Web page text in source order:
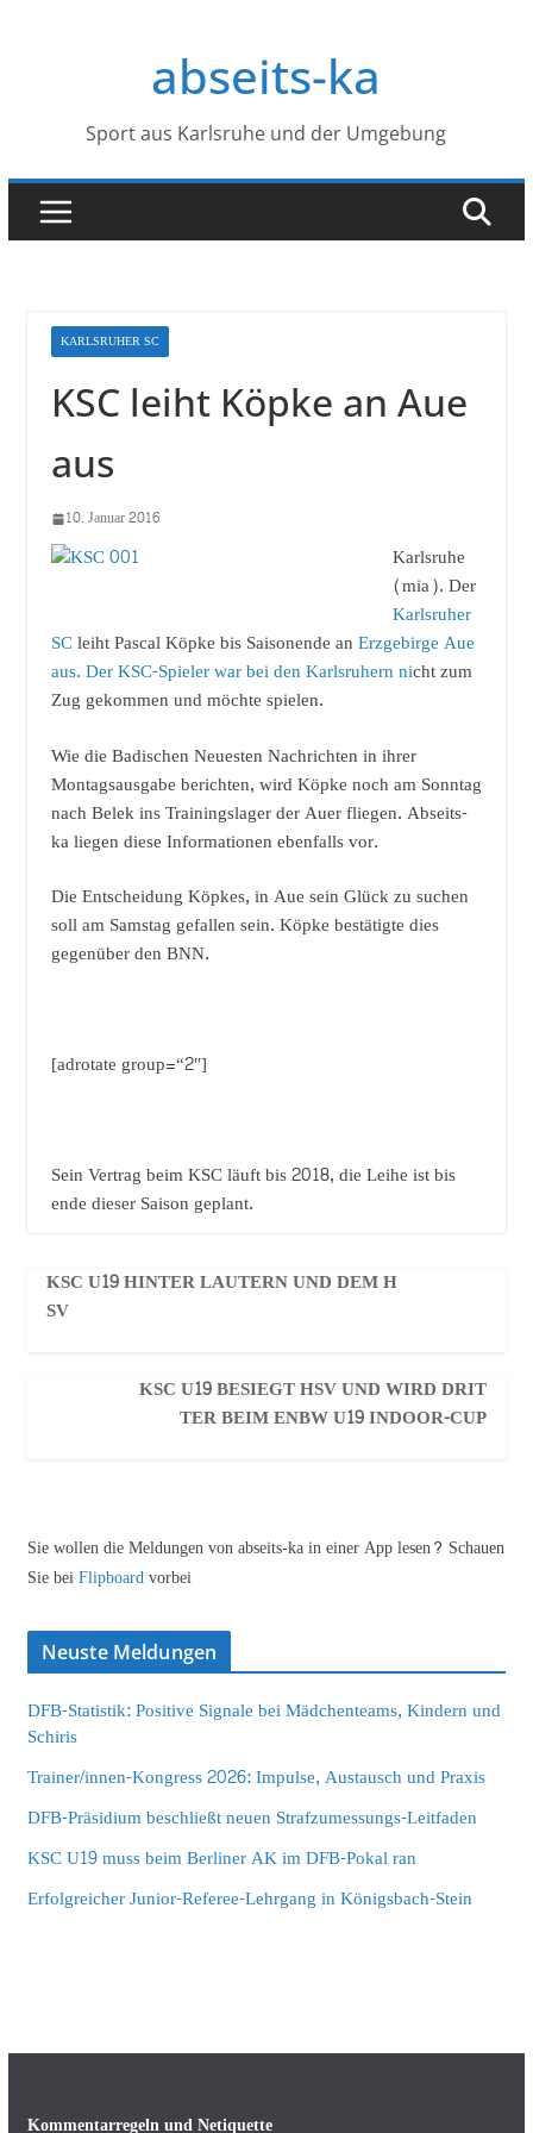
abseits-ka
Sport aus Karlsruhe und der Umgebung
KARLSRUHER SC
KSC leiht Köpke an Aue
aus
10. Januar 2016
Karlsruhe
(mia). Der
Karlsruher
SCleiht Pascal Köpke bis Saisonende anErzgebirge Aue
aus. Der KSC-Spieler war bei den Karlsruhern nicht zum
Zug gekommen und möchte spielen.
Wie die Badischen Neuesten Nachrichten in ihrer
Montagsausgabe berichten, wird Köpke noch am Sonntag
nach Belek ins Trainingslager der Auer fliegen. Abseits-
ka liegen diese Informationen ebenfalls vor.
Die Entscheidung Köpkes, in Aue sein Glück zu suchen
soll am Samstag gefallen sein. Köpke bestätigte dies
gegenüber den BNN.
[adrotate group=“2″]
Sein Vertrag beim KSC läuft bis 2018, die Leihe ist bis
ende dieser Saison geplant.
KSC U19 HINTER LAUTERN UND DEM H
SV
KSC U19 BESIEGT HSV UND WIRD DRIT
TER BEIM ENBW U19 INDOOR-CUP
Sie wollen die Meldungen von abseits-ka in einer App lesen? Schauen
Sie beiFlipboardvorbei
Neuste Meldungen
DFB-Statistik: Positive Signale bei Mädchenteams, Kindern und
Schiris
Trainer/innen-Kongress 2026: Impulse, Austausch und Praxis
DFB-Präsidium beschließt neuen Strafzumessungs-Leitfaden
KSC U19 muss beim Berliner AK im DFB-Pokal ran
Erfolgreicher Junior-Referee-Lehrgang in Königsbach-Stein
Kommentarregeln und Netiquette